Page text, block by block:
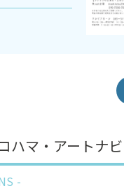
ハマ・アートナ